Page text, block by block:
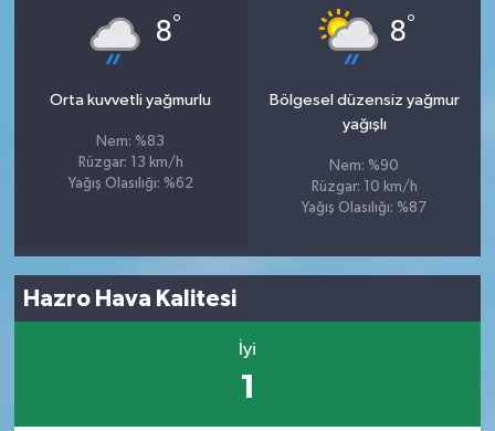
8°
Orta kuvvetli yağmurlu
Nem: %83
Rüzgar: 13 km/h
Yağış Olasılığı: %62
8°
Bölgesel düzensiz yağmur
yağışlı
Nem: %90
Rüzgar: 10 km/h
Yağış Olasılığı: %87
Hazro Hava Kalitesi
İyi
1